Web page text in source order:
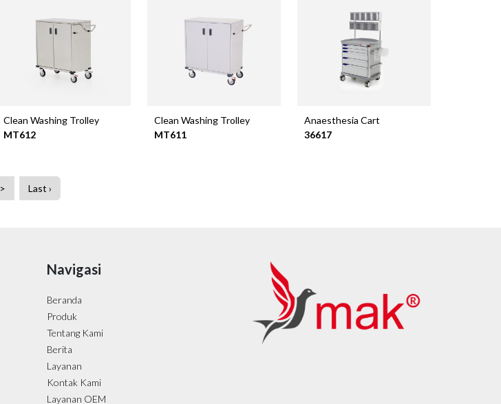
Clean Washing Trolley
MT612
Clean Washing Trolley
MT611
Anaesthesia Cart
36617
> Last ›
Navigasi
Beranda
Produk
Tentang Kami
Berita
Layanan
Kontak Kami
Layanan OEM